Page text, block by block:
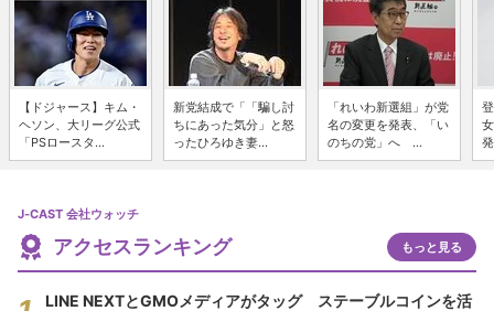
【ドジャース】キム・
ヘソン、大リーグ公式
「PSロースタ...
新党結成で「「騙し討
ちにあった気分」と怒
ったひろゆき妻...
「れいわ新選組」が党
名の変更を発表、「い
のちの党」へ ...
J-CAST 会社ウォッチ
アクセスランキング もっと見る
LINE NEXTとGMOメディアがタッグ ステーブルコインを活